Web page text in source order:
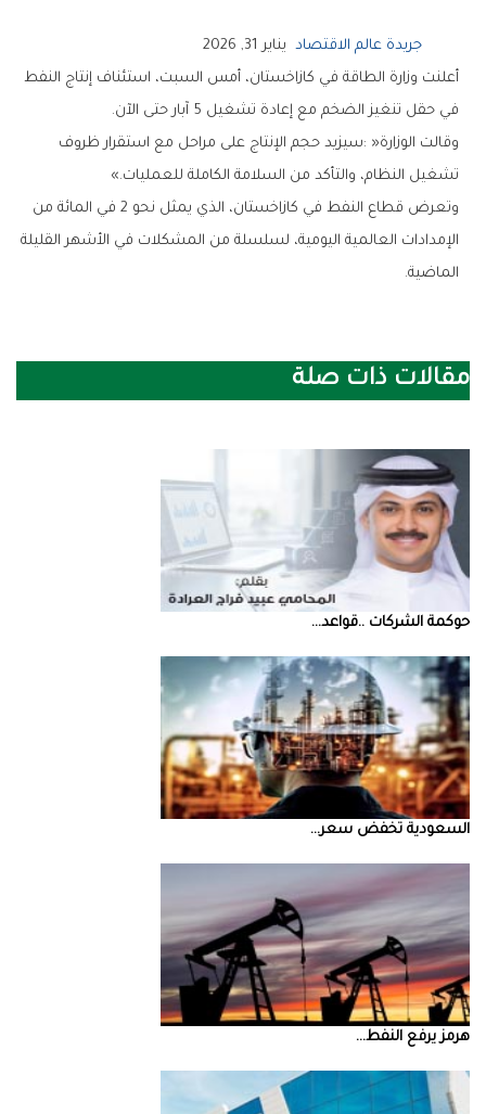
جريدة عالم الاقتصاد يناير 31, 2026
‬في‭ ‬حقل‭ ‬تنغيز‭ ‬الضخم‭ ‬مع‭ ‬إعادة‭ ‬تشغيل‭ ‬5‭ ‬آبار‭ ‬حتى‭ ‬الآن‭.‬
‬تشغيل‭ ‬النظام،‭ ‬والتأكد‭ ‬من‭ ‬‌السلامة‭ ‬الكاملة‭ ‬‌للعمليات‮»‬‭.‬
‬الماضية‭.‬
مقالات ذات صلة
حوكمة‭ ‬الشركات‭.. ‬قواعد‭ ...
السعودية‭ ‬تخفض‭ ‬سعر‭ ...
‮‬هرمز‮‬‭ ‬يرفع‭ ‬النفط‭ ...